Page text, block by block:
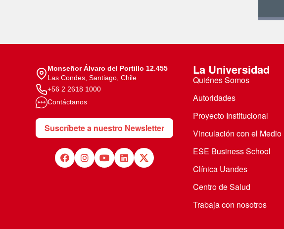
Monseñor Álvaro del Portillo 12.455
Las Condes, Santiago, Chile
+56 2 2618 1000
Contáctanos
Suscríbete a nuestro Newsletter
La Universidad
Quiénes Somos
Autoridades
Proyecto Institucional
Vinculación con el Medio
ESE Business School
Clínica Uandes
Centro de Salud
Trabaja con nosotros